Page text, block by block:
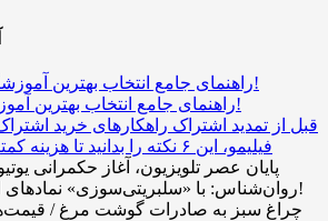
راهنمای جامع انتخاب بهترین آموزشگاه تیزهوشان!
قبل از تمدید اشتراک
فیلیمو، این ۶ نکته را بدانید تا هزینه کمتری پرداخت کنید
پایان عصر تلویزیون، آغاز حکمرانی
روان‌شناس: با «سلبریتی‌سوزی» نمادهای اعتراضی نسازید!
چراغ سبز به صادرات گوشت مرغ / قیمت‌ها